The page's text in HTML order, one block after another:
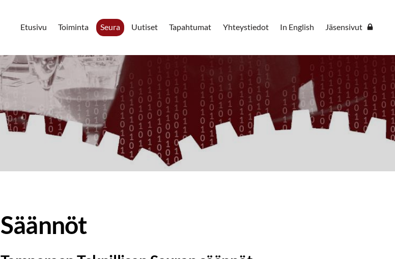
Etusivu Toiminta Seura Uutiset Tapahtumat Yhteystiedot In English Jäsensivut
Säännöt